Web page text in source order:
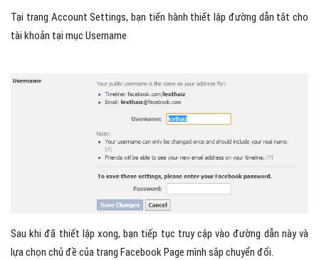
Tại trang Account Settings, bạn tiến hành thiết lập đường dẫn tắt cho
tài khoản tại mục Username
Sau khi đã thiết lập xong, bạn tiếp tục truy cập vào đường dẫn này và
lựa chọn chủ đề của trang Facebook Page mình sắp chuyển đổi.